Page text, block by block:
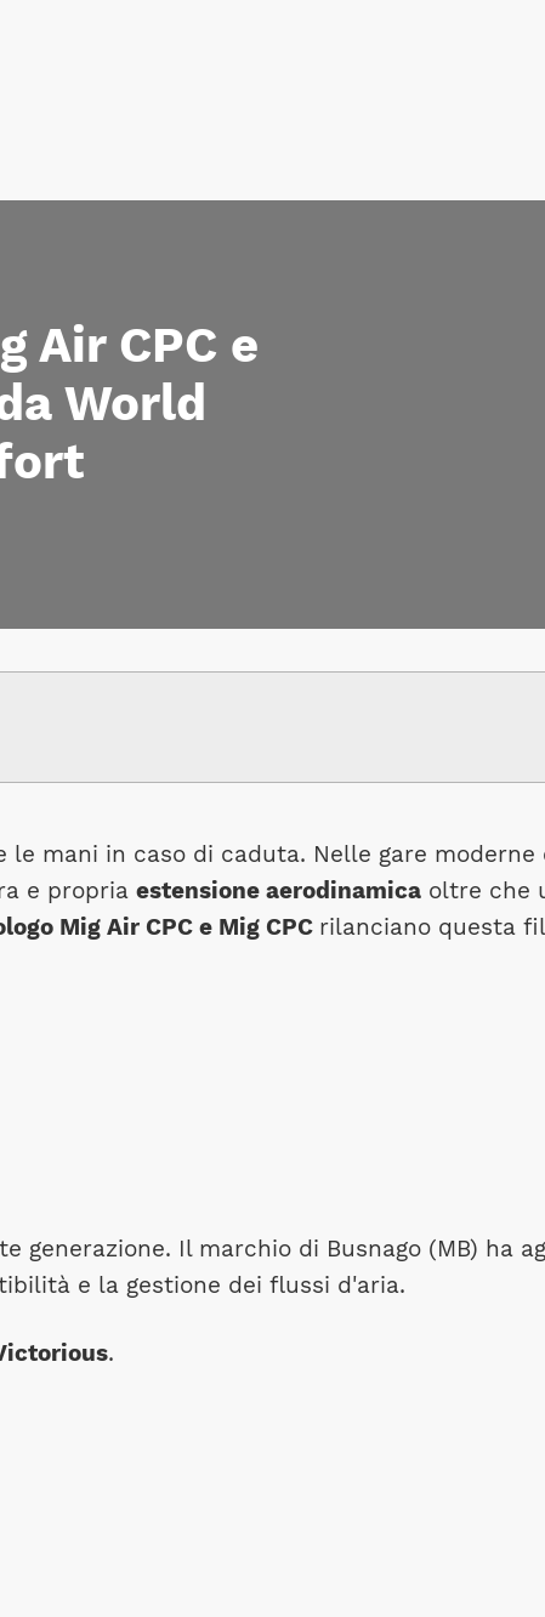
Air CPC e
World
mani in caso di caduta. Nelle gare
e propria estensione aerodinamicaoltre che
Mig Air CPC e Mig CPC rilanciano questa
Il marchio di Busnago (MB) ha
e la gestione dei flussi d'aria.
.